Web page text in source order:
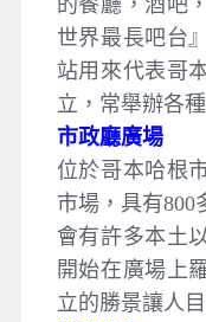
世界最長吧台
站用來代表哥
立，常舉辦各
市政廳廣場
位於哥本哈根
市場，具有800
會有許多本土
開始在廣場上
立的勝景讓人